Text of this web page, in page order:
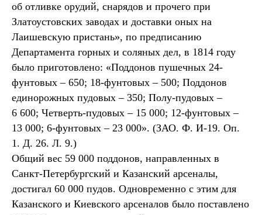
об отливке орудий, снарядов и прочего при
Златоустовских заводах и доставки оных на
Лаишевскую пристань», по предписанию
Департамента горных и соляных дел, в 1814 году
было приготовлено: «Поддонов пушечных 24-
фунтовых – 650; 18-фунтовых – 500; Поддонов
единорожных пудовых – 350; Полу-пудовых –
6 600; Четверть-пудовых – 15 000; 12-фунтовых –
13 000; 6-фунтовых – 23 000». (ЗАО. Ф. И-19. Оп.
1. Д. 26. Л. 9.)
Общий вес 59 000 поддонов, направленных в
Санкт-Петербургский и Казанский арсеналы,
достигал 60 000 пудов. Одновременно с этим для
Казанского и Киевского арсеналов было поставлено